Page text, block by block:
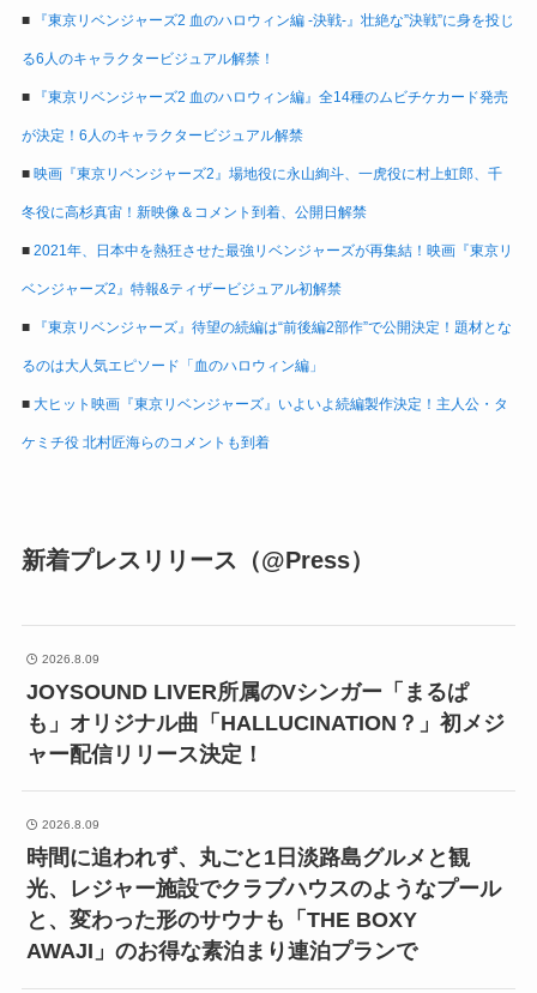
■ 『東京リベンジャーズ2 血のハロウィン編 -決戦-』壮絶な”決戦”に身を投じ
る6人のキャラクタービジュアル解禁！
■ 『東京リベンジャーズ2 血のハロウィン編』全14種のムビチケカード発売
が決定！6人のキャラクタービジュアル解禁
■ 映画『東京リベンジャーズ2』場地役に永山絢斗、一虎役に村上虹郎、千
冬役に高杉真宙！新映像＆コメント到着、公開日解禁
■ 2021年、日本中を熱狂させた最強リベンジャーズが再集結！映画『東京リ
ベンジャーズ2』特報&ティザービジュアル初解禁
■ 『東京リベンジャーズ』待望の続編は“前後編2部作”で公開決定！題材とな
るのは大人気エピソード「血のハロウィン編」
■ 大ヒット映画『東京リベンジャーズ』いよいよ続編製作決定！主人公・タ
ケミチ役 北村匠海らのコメントも到着
新着プレスリリース（@Press）
2026.8.09
JOYSOUND LIVER所属のVシンガー「まるぱ
も」オリジナル曲「HALLUCINATION？」初メジ
ャー配信リリース決定！
2026.8.09
時間に追われず、丸ごと1日淡路島グルメと観
光、レジャー施設でクラブハウスのようなプール
と、変わった形のサウナも「THE BOXY
AWAJI」のお得な素泊まり連泊プランで